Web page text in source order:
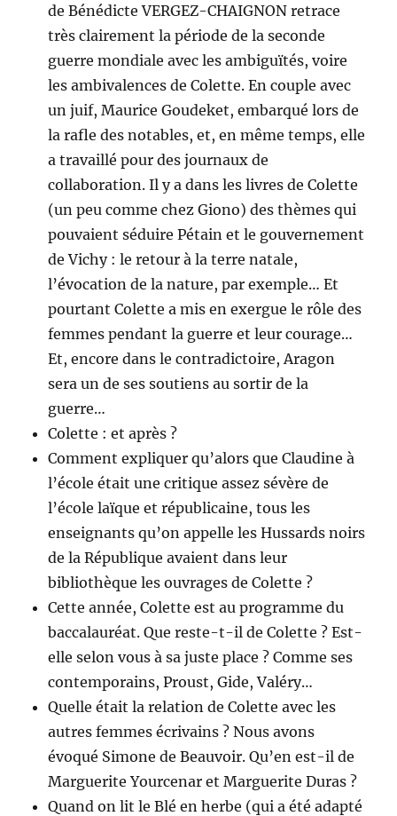
de Bénédicte VERGEZ-CHAIGNON retrace
très clairement la période de la seconde
guerre mondiale avec les ambiguïtés, voire
les ambivalences de Colette. En couple avec
un juif, Maurice Goudeket, embarqué lors de
la rafle des notables, et, en même temps, elle
a travaillé pour des journaux de
collaboration. Il y a dans les livres de Colette
(un peu comme chez Giono) des thèmes qui
pouvaient séduire Pétain et le gouvernement
de Vichy : le retour à la terre natale,
l’évocation de la nature, par exemple… Et
pourtant Colette a mis en exergue le rôle des
femmes pendant la guerre et leur courage…
Et, encore dans le contradictoire, Aragon
sera un de ses soutiens au sortir de la
guerre…
Colette : et après ?
Comment expliquer qu’alors que Claudine à
l’école était une critique assez sévère de
l’école laïque et républicaine, tous les
enseignants qu’on appelle les Hussards noirs
de la République avaient dans leur
bibliothèque les ouvrages de Colette ?
Cette année, Colette est au programme du
baccalauréat. Que reste-t-il de Colette ? Est-
elle selon vous à sa juste place ? Comme ses
contemporains, Proust, Gide, Valéry…
Quelle était la relation de Colette avec les
autres femmes écrivains ? Nous avons
évoqué Simone de Beauvoir. Qu’en est-il de
Marguerite Yourcenar et Marguerite Duras ?
Quand on lit le Blé en herbe (qui a été adapté